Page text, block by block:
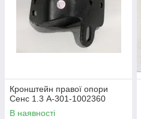
Кронштейн правої опори
Сенс 1.3 А-301-1002360
В наявності